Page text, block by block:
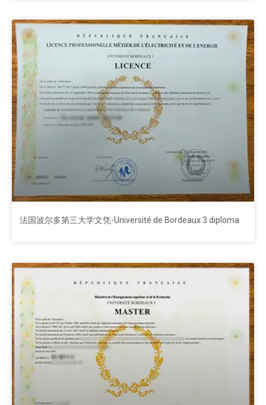
法国波尔多第三大学文凭-Université de Bordeaux 3 diploma